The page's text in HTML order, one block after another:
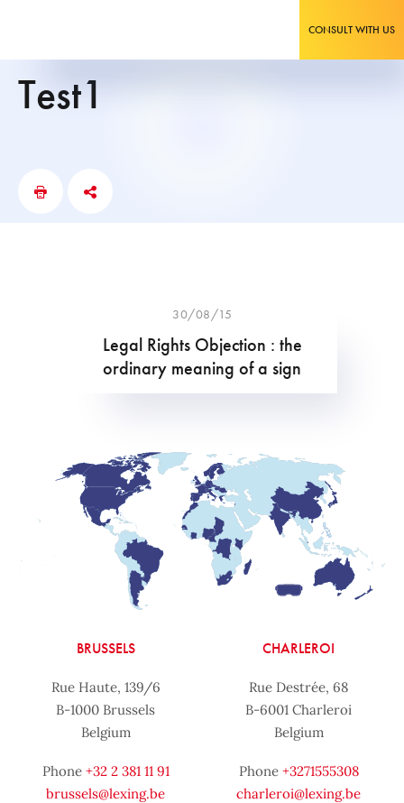
CONSULT WITH US
test1
30/08/15
Legal Rights Objection : the
ordinary meaning of a sign
BRUSSELS
Rue Haute, 139/6
B-1000 Brussels
Belgium
Phone +32 2 381 11 91
brussels@lexing.be
CHARLEROI
Rue Destrée, 68
B-6001 Charleroi
Belgium
Phone +3271555308
charleroi@lexing.be